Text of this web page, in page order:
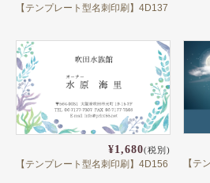
【テンプレート型名刺印刷】4D137
¥1,680(税別)
【テンプレート型名刺印刷】4D156 【テ